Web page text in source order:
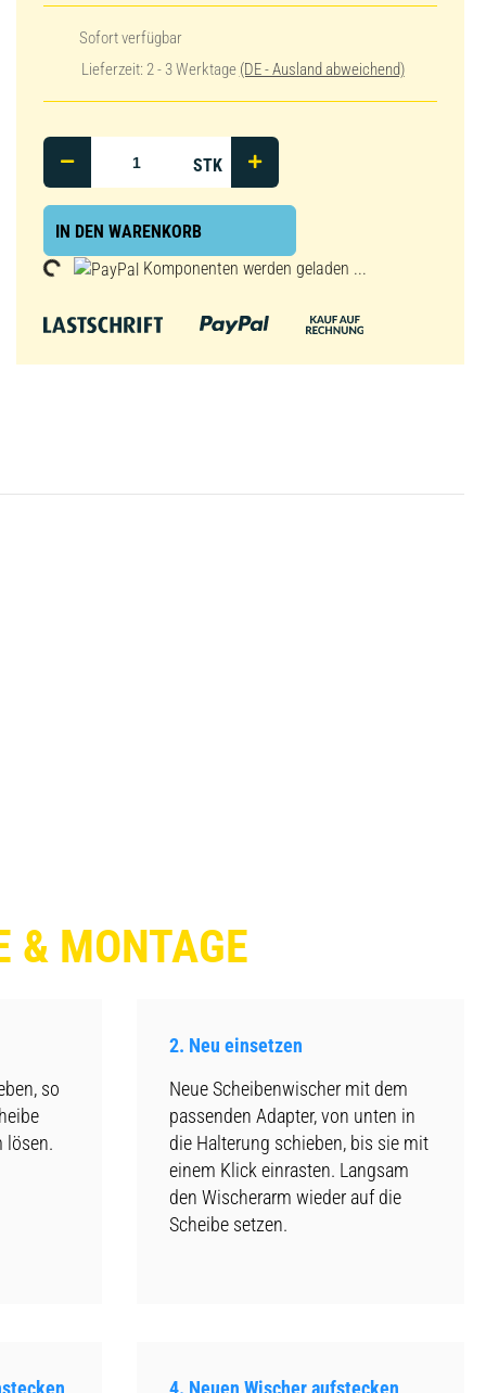
Sofort verfügbar
Lieferzeit: 2 - 3 Werktage (DE - Ausland abweichend)
STK
IN DEN WARENKORB
Loading... Komponenten werden geladen ...
& MONTAGE
so
lösen.
2. Neu einsetzen
Neue Scheibenwischer mit dem
passenden Adapter, von unten in
die Halterung schieben, bis sie mit
einem Klick einrasten. Langsam
den Wischerarm wieder auf die
Scheibe setzen.
4. Neuen Wischer aufstecken